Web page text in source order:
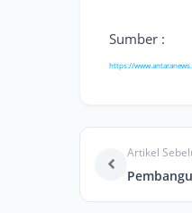
Sumber :
https://
Artikel